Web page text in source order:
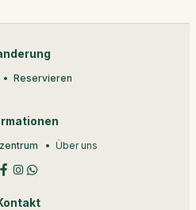
Reservieren
Über uns